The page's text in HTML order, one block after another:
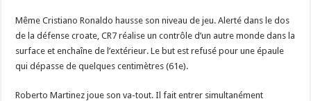
Même Cristiano Ronaldo hausse son niveau de jeu. Alerté dans le dos
de la défense croate, CR7 réalise un contrôle d’un autre monde dans la
surface et enchaîne de l’extérieur. Le but est refusé pour une épaule
qui dépasse de quelques centimètres (61e).
Roberto Martinez joue son va-tout. Il fait entrer simultanément